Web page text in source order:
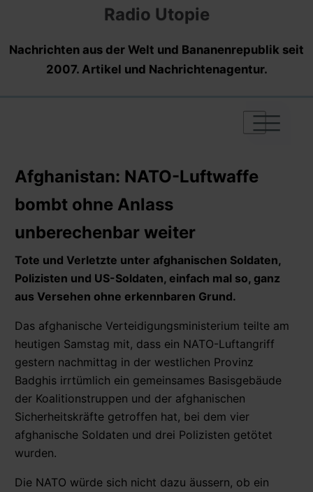
Radio Utopie
Nachrichten aus der Welt und Bananenrepublik seit
2007. Artikel und Nachrichtenagentur.
|
|
|
Afghanistan: NATO-Luftwaffe
bombt ohne Anlass
unberechenbar weiter
Tote und Verletzte unter afghanischen Soldaten,
Polizisten und US-Soldaten, einfach mal so, ganz
aus Versehen ohne erkennbaren Grund.
Das afghanische Verteidigungsministerium teilte am
heutigen Samstag mit, dass ein NATO-Luftangriff
gestern nachmittag in der westlichen Provinz
Badghis irrtümlich ein gemeinsames Basisgebäude
der Koalitionstruppen und der afghanischen
Sicherheitskräfte getroffen hat, bei dem vier
afghanische Soldaten und drei Polizisten getötet
wurden.
Die NATO würde sich nicht dazu äussern, ob ein